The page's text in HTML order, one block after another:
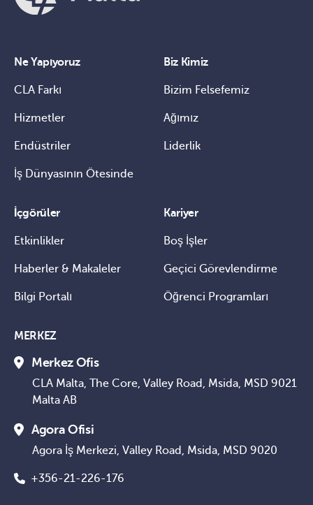
Ne Yapıyoruz
CLA Farkı
Hizmetler
Endüstriler
İş Dünyasının Ötesinde
Biz Kimiz
Bizim Felsefemiz
Ağımız
Liderlik
İçgörüler
Etkinlikler
Haberler & Makaleler
Bilgi Portalı
Kariyer
Boş İşler
Geçici Görevlendirme
Öğrenci Programları
MERKEZ
Merkez Ofis
CLA Malta, The Core, Valley Road, Msida, MSD 9021
Malta AB
Agora Ofisi
Agora İş Merkezi, Valley Road, Msida, MSD 9020
+356-21-226-176